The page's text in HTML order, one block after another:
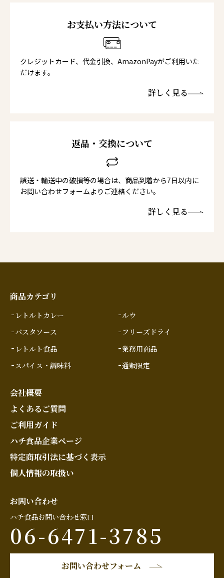
お支払い方法について
クレジットカード、代金引換、AmazonPayがご利用いた
だけます。
詳しく見る
返品・交換について
誤送・輸送中の破損等の場合は、商品到着から7日以内に
お問い合わせフォームよりご連絡ください。
詳しく見る
商品カテゴリ
レトルトカレー
パスタソース
レトルト食品
スパイス・調味料
ルウ
フリーズドライ
業務用商品
通販限定
会社概要
よくあるご質問
ご利用ガイド
ハチ食品企業ページ
特定商取引法に基づく表示
個人情報の取扱い
お問い合わせ
ハチ食品お問い合わせ窓口
06-6471-3785
お問い合わせフォーム